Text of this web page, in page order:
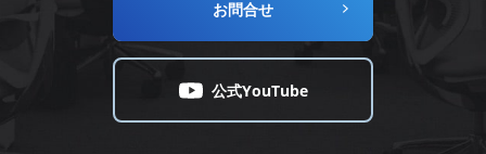
お問合せ
公式YouTube